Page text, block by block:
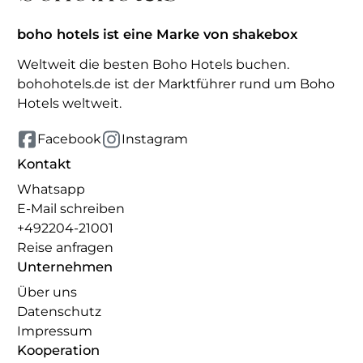
boho hotels ist eine Marke von shakebox
Weltweit die besten Boho Hotels buchen.
bohohotels.de ist der Marktführer rund um Boho
Hotels weltweit.
Facebook Instagram
Kontakt
Whatsapp
E-Mail schreiben
+492204-21001
Reise anfragen
Unternehmen
Über uns
Datenschutz
Impressum
Kooperation